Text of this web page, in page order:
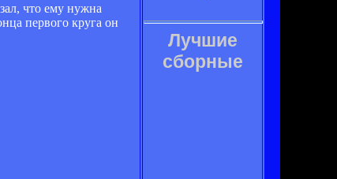
что ему нужна
первого круга он
Лучшие
сборные